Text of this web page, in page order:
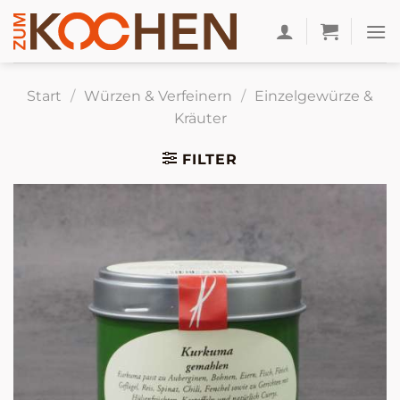
Zum
Inhalt
springen
Start / Würzen & Verfeinern /
Einzelgewürze &
Kräuter
FILTER